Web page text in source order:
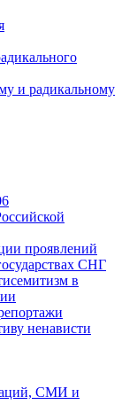
и радикальному
проявлений
СНГ
в
ненависти
СМИ и